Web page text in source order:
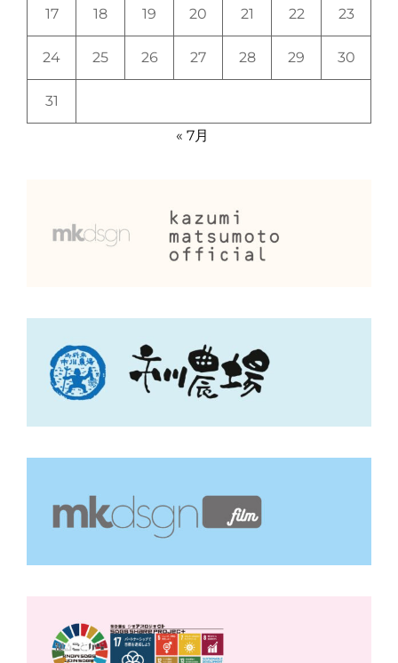
17 18 19 20 21 22 23
24 25 26 27 28 29 30
31
« 7月